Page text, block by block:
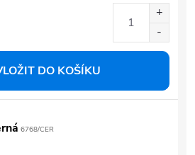
DO KOŠÍKU
6768/CER